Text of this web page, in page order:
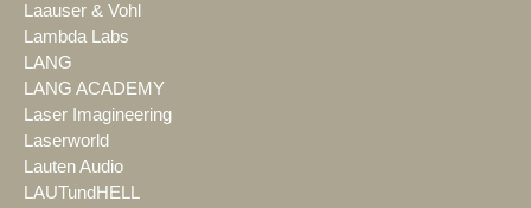
Laauser & Vohl
Lambda Labs
LANG
LANG ACADEMY
Laser Imagineering
Laserworld
Lauten Audio
LAUTundHELL